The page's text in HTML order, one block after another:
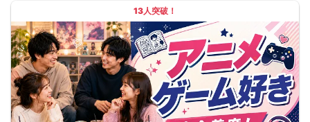
落ち着いた空間での交流が楽しめます！
《一人参加、初参加大歓迎》
完全着席スタイルですのでひとりぼっちになることはありません！お一人様参加
者様同士の席の配置。
スタッフのフォローが人気の理由です。
《恋人、友人、人脈、必ず出会える！関西で超人気の飲み会！が東京上陸！》
□結婚がしたい
□恋人が欲しい
□友人を増やしたい
□人脈を広げたい
13人突破！